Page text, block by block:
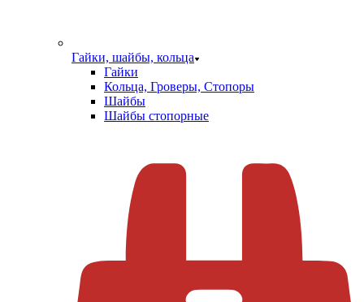
Гайки, шайбы, кольца
Гайки
Кольца, Гроверы, Стопоры
Шайбы
Шайбы стопорные